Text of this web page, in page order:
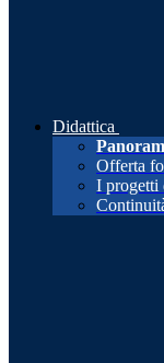
Didattica
Offerta
I progetti